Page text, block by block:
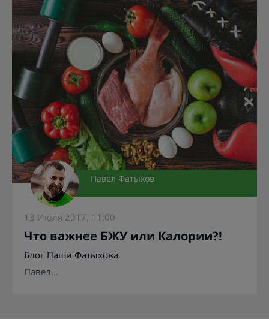
Павел Фатыхов
13 Июля 2017, 11:00
Что важнее БЖУ или Калории?!
Блог Паши Фатыхова
Павел...